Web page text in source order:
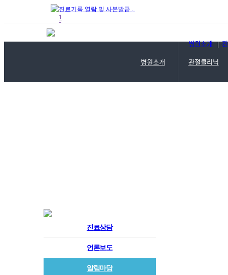
진료기록 열람 및 사본발급 ..
1
2
4
병원소개 |
병원소개
관절클리닉
진료상담
언론보도
알림마당